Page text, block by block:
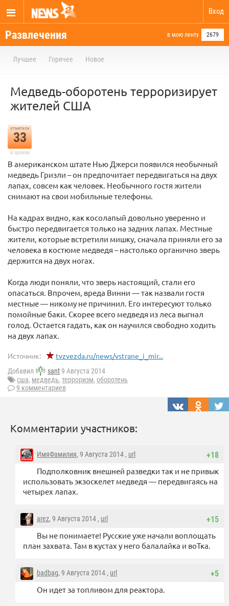
Вход
Развлечения в мою ленту 2679
Лучшее Горячее Новое
Медведь-оборотень терроризирует
жителей США
отметили
33
в архиве
В американском штате Нью Джерси появился необычный
медведь Гризли – он предпочитает передвигаться на двух
лапах, совсем как человек. Необычного гостя жители
снимают на свои мобильные телефоны.
На кадрах видно, как косолапый довольно уверенно и
быстро передвигается только на задних лапах. Местные
жители, которые встретили мишку, сначала приняли его за
человека в костюме медведя – настолько органично зверь
держится на двух ногах.
Когда люди поняли, что зверь настоящий, стали его
опасаться. Впрочем, вреда Винни — так назвали гостя
местные — никому не причинил. Его интересуют только
помойные баки. Скорее всего медведя из леса выгнал
голод. Остается гадать, как он научился свободно ходить
на двух лапах.
Источник: tvzvezda.ru/news/vstrane_i_mir...
Добавил sant9 Августа 2014
сша, медведь, терроризм, оборотень
9 комментариев
Комментарии участников:
+18
ИмяФамилия, 9 Августа 2014 , url
Подполковник внешней разведки так и не привык
использовать экзоскелет медведя — передвигаясь на
четырех лапах.
+15
arez, 9 Августа 2014 , url
Вы не понимаете! Русские уже начали воплощать
план захвата. Там в кустах у него балалайка и воТка.
+5
badbag, 9 Августа 2014 , url
Он идет за топливом для реактора.